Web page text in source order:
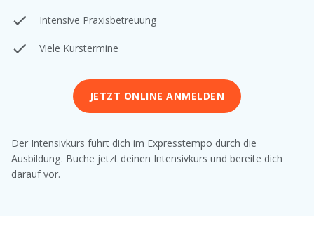
Intensive Praxisbetreuung
Viele Kurstermine
JETZT ONLINE ANMELDEN
Der Intensivkurs führt dich im Expresstempo durch die
Ausbildung. Buche jetzt deinen Intensivkurs und bereite dich
darauf vor.